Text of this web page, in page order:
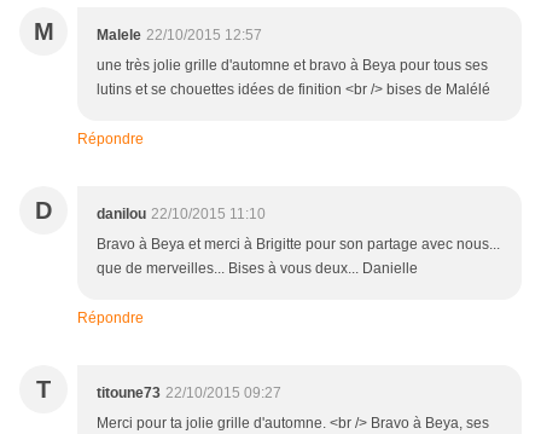
M Malele 22/10/2015 12:57
une très jolie grille d'automne et bravo à Beya pour tous ses
lutins et se chouettes idées de finition <br /> bises de Malélé
Répondre
D danilou 22/10/2015 11:10
Bravo à Beya et merci à Brigitte pour son partage avec nous...
que de merveilles... Bises à vous deux... Danielle
Répondre
T titoune73 22/10/2015 09:27
Merci pour ta jolie grille d'automne. <br /> Bravo à Beya, ses